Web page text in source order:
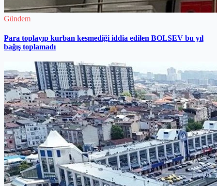
Gündem
Para toplayıp kurban kesmediği iddia edilen BOLSEV bu yıl
bağış toplamadı